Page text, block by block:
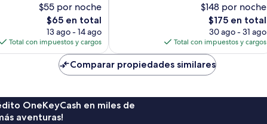
$55 por noche
El
precio
actual
es
$65
$65 en total
13 ago - 14 ago
Total con impuestos y cargos
$148 por noche
El
precio
actual
es
de
$175
$175 en total
30 ago - 31 ago
Total con impuestos y cargos
Comparar propiedades similares
OneKeyCash en miles de
aventuras!